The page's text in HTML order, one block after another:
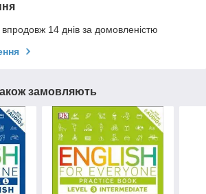
14 днів за домовленістю
замовляють